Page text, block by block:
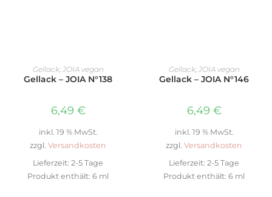
IN DEN WARENKORB
Gellack, JOIA vegan
Gellack – JOIA N°138
6,49 €
inkl. 19 % MwSt.
zzgl. Versandkosten
Lieferzeit: 2-5 Tage
Produkt enthält: 6 ml
IN DEN WARENKORB
Gellack, JOIA vegan
Gellack – JOIA N°146
6,49 €
inkl. 19 % MwSt.
zzgl. Versandkosten
Lieferzeit: 2-5 Tage
Produkt enthält: 6 ml